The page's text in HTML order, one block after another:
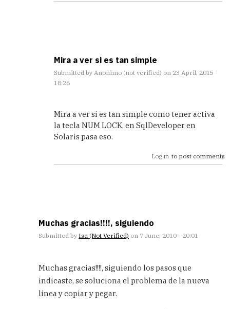
Mira a ver si es tan simple
Submitted by Anonimo (not verified) on 23 April, 2015 -
18:26
reply
to
Gracias,
me
volviendo
Mira a ver si es tan simple como tener activa
la tecla NUM LOCK, en SqlDeveloper en
Solaris pasa eso.
Log in to post comments
Muchas gracias!!!!, siguiendo
Submitted by Isa (not Verified) on 7 June, 2010 - 20:01
reply
ya
está!
Muchas gracias!!!!, siguiendo los pasos que
indicaste, se soluciona el problema de la nueva
línea y copiar y pegar.